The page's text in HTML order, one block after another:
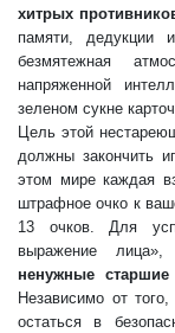
хитрых
памяти, дедукции
безмятежная
напряженной
зеленом сукне
Цель этой
должны закончить
этом мире каждая
штрафное очко к
13 очков. Для
выражение
ненужные
Независимо от
остаться в